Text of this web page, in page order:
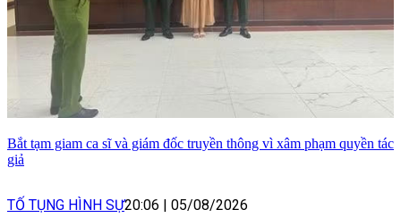
Bắt tạm giam ca sĩ và giám đốc truyền thông vì xâm phạm quyền tác
giả
TỐ TỤNG HÌNH SỰ20:06 | 05/08/2026